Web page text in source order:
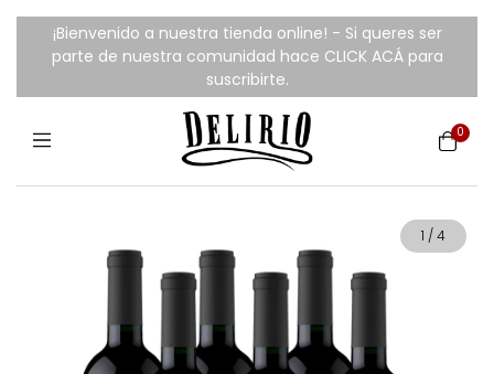
¡Bienvenido a nuestra tienda online! - Si queres ser
parte de nuestra comunidad hace CLICK ACÁ para
suscribirte.
0
1 /4